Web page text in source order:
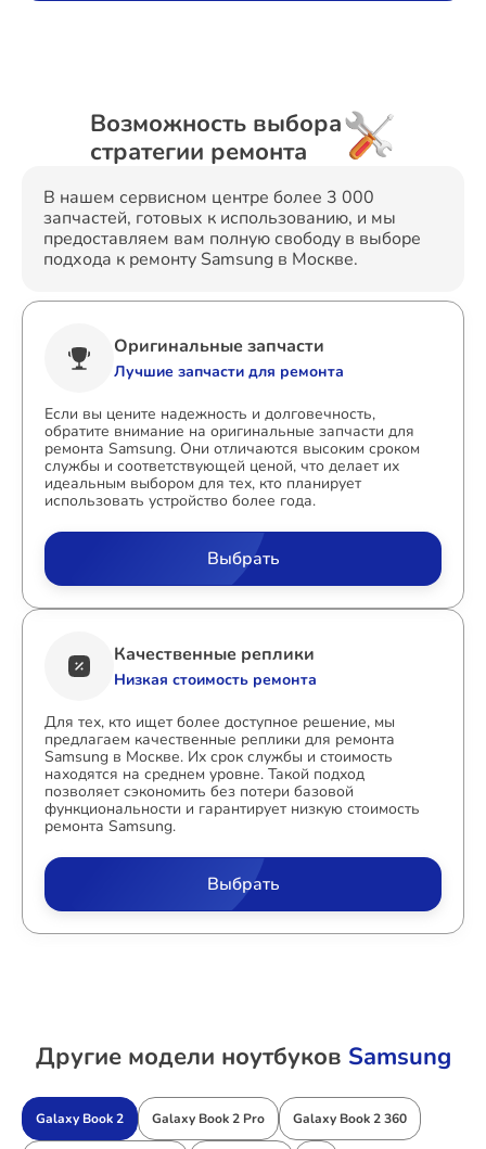
Возможность выбора
стратегии ремонта
В нашем сервисном центре более 3 000
запчастей, готовых к использованию, и мы
предоставляем вам полную свободу в выборе
подхода к ремонту Samsung в Москве.
Оригинальные запчасти
Лучшие запчасти для ремонта
Если вы цените надежность и долговечность,
обратите внимание на оригинальные запчасти для
ремонта Samsung. Они отличаются высоким сроком
службы и соответствующей ценой, что делает их
идеальным выбором для тех, кто планирует
использовать устройство более года.
Выбрать
Качественные реплики
Низкая стоимость ремонта
Для тех, кто ищет более доступное решение, мы
предлагаем качественные реплики для ремонта
Samsung в Москве. Их срок службы и стоимость
находятся на среднем уровне. Такой подход
позволяет сэкономить без потери базовой
функциональности и гарантирует низкую стоимость
ремонта Samsung.
Выбрать
Другие модели ноутбуков Samsung
Galaxy Book 2 Galaxy Book 2 Pro Galaxy Book 2 360